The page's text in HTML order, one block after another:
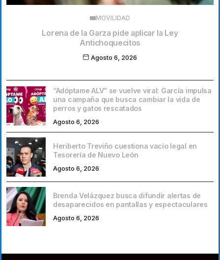
MOVILIDAD
Lorena de la Garza pide aplicar la Ley
Antichoquecitos
Agosto 6, 2026
“Adóptame ALV” se vuelve viral: García impulsa
una campaña que busca cambiar la vida de
perros y gatos rescatados
Agosto 6, 2026
Heriberto Treviño cuestiona vacío legal en
Tesorería de Nuevo León
Agosto 6, 2026
Brenda Velázquez busca difundir alertas de
desaparecidos en pantallas y espectaculares
Agosto 6, 2026